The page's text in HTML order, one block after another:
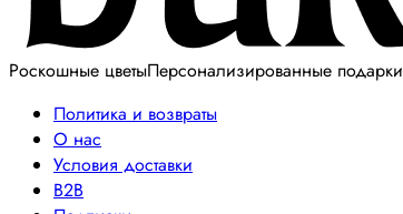
Роскошные цветыПерсонализированные подарки
Политика и возвраты
О нас
Условия доставки
B2B